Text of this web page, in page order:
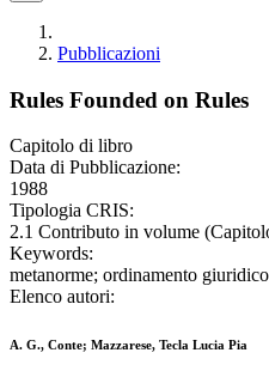
Pubblicazioni
Rules Founded on Rules
Capitolo di libro
Data di Pubblicazione:
1988
Tipologia CRIS:
2.1 Contributo in volume
Keywords:
metanorme; ordinamento
Elenco autori:
A. G., Conte; Mazzarese, Tecla Lucia Pia